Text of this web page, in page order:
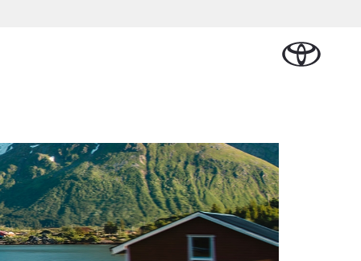
€ 32.995,-
Vraag een brochure aan
Bekijk de verwachte
modellen
Onderdelen
Accessoires
Banden
Werkplaatsafspraak
maken
Contact en
Route
Thuislaadpakketten
Laadpas
Energie en slim
laden
Lease
Bedrijfswagens op
maat
Financieren of
leasen
Verzekeren
Vraag een
brochure
aan
Contact en
Route